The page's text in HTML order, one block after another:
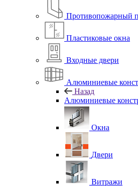
Противопожарный
Пластиковые окна
Входные двери
Алюминиевые
Назад
Алюминиевые
Окна
Двери
Витражи